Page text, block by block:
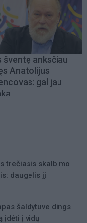
šventę anksčiau
Anatolijus
gal jau
trečiasis skalbimo
daugelis jį
šaldytuve dings
įdėti į vidų